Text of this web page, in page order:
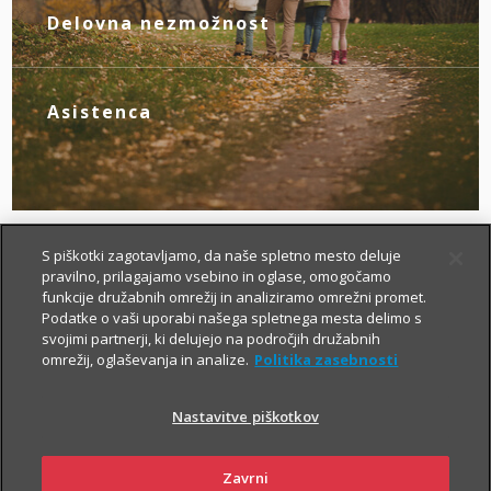
novim življenjskim okoliščinam.
Delovna nezmožnost
Z zagotovljenim nadomestilom za izpad
dohodka poskrbite zase, če zaradi
bolezni ali nezgode izgubite zmožnost za
delo.
Asistenca
Tu smo za vas – da boste v primeru
nezgode hitreje prišli do specialista, bolj
brezskrbno potovali po svetu in pridobili
drugo zdravniško mnenje.
Kako si lahko prilagodim
življenjsko zavarovanje?
S piškotki zagotavljamo, da naše spletno mesto deluje
pravilno, prilagajamo vsebino in oglase, omogočamo
funkcije družabnih omrežij in analiziramo omrežni promet.
Podatke o vaši uporabi našega spletnega mesta delimo s
svojimi partnerji, ki delujejo na področjih družabnih
omrežij, oglaševanja in analize. Politika zasebnosti
Nastavitve piškotkov
Zavrni